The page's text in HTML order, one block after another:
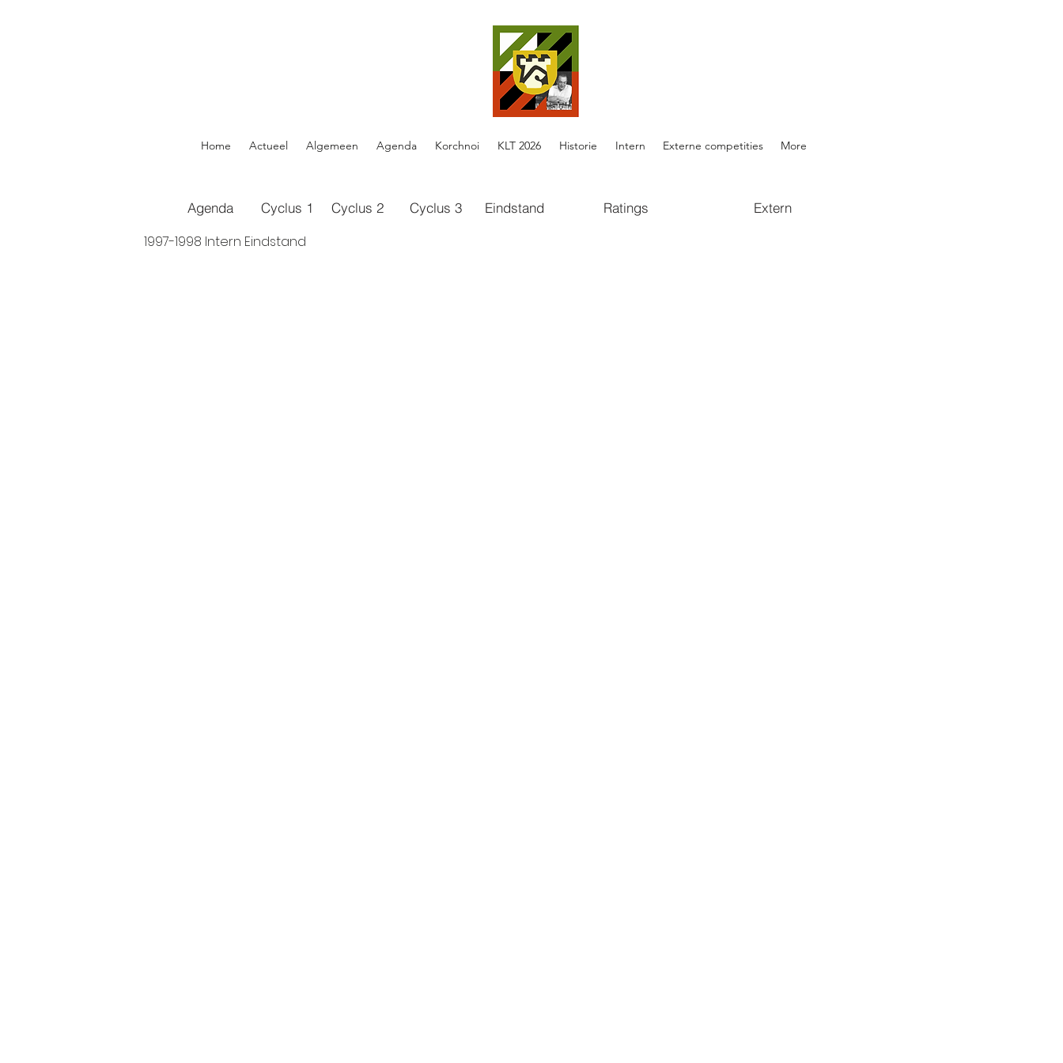
Home Actueel Algemeen Agenda Korchnoi KLT 2026 Historie Intern Externe competities More
Agenda Cyclus 1 Cyclus 2 Cyclus 3 Eindstand Ratings Extern
1997-1998 Intern Eindstand